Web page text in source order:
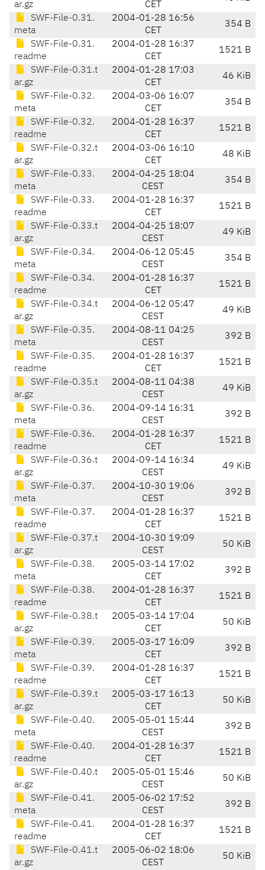
ar.gz CET
SWF-File-0.31.
meta
2004-01-28 16:56
CET
354 B
SWF-File-0.31.
readme
2004-01-28 16:37
CET
1521 B
SWF-File-0.31.t
ar.gz
2004-01-28 17:03
CET
46 KiB
SWF-File-0.32.
meta
2004-03-06 16:07
CET
354 B
SWF-File-0.32.
readme
2004-01-28 16:37
CET
1521 B
SWF-File-0.32.t
ar.gz
2004-03-06 16:10
CET
48 KiB
SWF-File-0.33.
meta
2004-04-25 18:04
CEST
354 B
SWF-File-0.33.
readme
2004-01-28 16:37
CET
1521 B
SWF-File-0.33.t
ar.gz
2004-04-25 18:07
CEST
49 KiB
SWF-File-0.34.
meta
2004-06-12 05:45
CEST
354 B
SWF-File-0.34.
readme
2004-01-28 16:37
CET
1521 B
SWF-File-0.34.t
ar.gz
2004-06-12 05:47
CEST
49 KiB
SWF-File-0.35.
meta
2004-08-11 04:25
CEST
392 B
SWF-File-0.35.
readme
2004-01-28 16:37
CET
1521 B
SWF-File-0.35.t
ar.gz
2004-08-11 04:38
CEST
49 KiB
SWF-File-0.36.
meta
2004-09-14 16:31
CEST
392 B
SWF-File-0.36.
readme
2004-01-28 16:37
CET
1521 B
SWF-File-0.36.t
ar.gz
2004-09-14 16:34
CEST
49 KiB
SWF-File-0.37.
meta
2004-10-30 19:06
CEST
392 B
SWF-File-0.37.
readme
2004-01-28 16:37
CET
1521 B
SWF-File-0.37.t
ar.gz
2004-10-30 19:09
CEST
50 KiB
SWF-File-0.38.
meta
2005-03-14 17:02
CET
392 B
SWF-File-0.38.
readme
2004-01-28 16:37
CET
1521 B
SWF-File-0.38.t
ar.gz
2005-03-14 17:04
CET
50 KiB
SWF-File-0.39.
meta
2005-03-17 16:09
CET
392 B
SWF-File-0.39.
readme
2004-01-28 16:37
CET
1521 B
SWF-File-0.39.t
ar.gz
2005-03-17 16:13
CET
50 KiB
SWF-File-0.40.
meta
2005-05-01 15:44
CEST
392 B
SWF-File-0.40.
readme
2004-01-28 16:37
CET
1521 B
SWF-File-0.40.t
ar.gz
2005-05-01 15:46
CEST
50 KiB
SWF-File-0.41.
meta
2005-06-02 17:52
CEST
392 B
SWF-File-0.41.
readme
2004-01-28 16:37
CET
1521 B
SWF-File-0.41.t
ar.gz
2005-06-02 18:06
CEST
50 KiB